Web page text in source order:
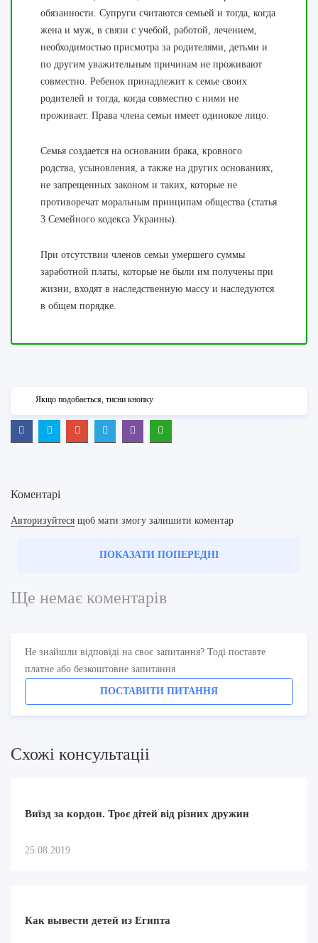
обязанности. Супруги считаются семьей и тогда, когда
жена и муж, в связи с учебой, работой, лечением,
необходимостью присмотра за родителями, детьми и
по другим уважительным причинам не проживают
совместно. Ребенок принадлежит к семье своих
родителей и тогда, когда совместно с ними не
проживает. Права члена семьи имеет одинокое лицо.
Семья создается на основании брака, кровного
родства, усыновления, а также на других основаниях,
не запрещенных законом и таких, которые не
противоречат моральным принципам общества (статья
3 Семейного кодекса Украины).
При отсутствии членов семьи умершего суммы
заработной платы, которые не были им получены при
жизни, входят в наследственную массу и наследуются
в общем порядке.
Якщо подобається, тисни кнопку
Коментарі
Авторизуйтеся щоб мати змогу залишити коментар
ПОКАЗАТИ ПОПЕРЕДНІ
Ще немає коментарів
Не знайшли відповіді на своє запитання? Тоді поставте
платне або безкоштовне запитання
ПОСТАВИТИ ПИТАННЯ
Схожi консультацii
Виїзд за кордон. Троє дітей від різних дружин
25.08.2019
Как вывести детей из Египта